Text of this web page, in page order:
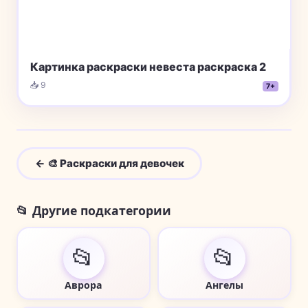
Картинка раскраски невеста раскраска 2
📥 9 7+
← 🎨 Раскраски для девочек
📂 Другие подкатегории
📂
Аврора
📂
Ангелы